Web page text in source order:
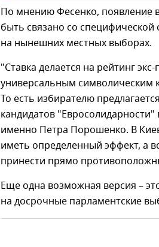
По мнению Фесенко, появление
быть связано со специфической
на нынешних местных выборах.
"Ставка делается на рейтинг
универсальным символическим
То есть избирателю
кандидатов
именно Петра Порошенко. В
иметь определенный эффект, а
принести прямо
Еще одна возможная версия –
на досрочные парламентские